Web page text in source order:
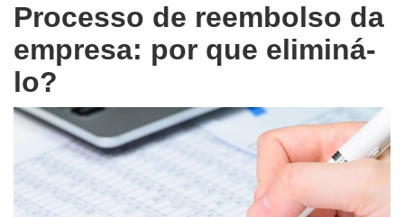
Processo de reembolso da
empresa: por que eliminá-
lo?